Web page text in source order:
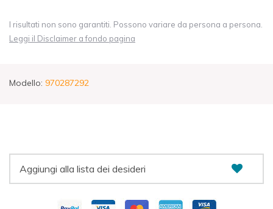
I risultati non sono garantiti. Possono variare da persona a persona.
Leggi il Disclaimer a fondo pagina
Modello: 970287292
Aggiungi alla lista dei desideri